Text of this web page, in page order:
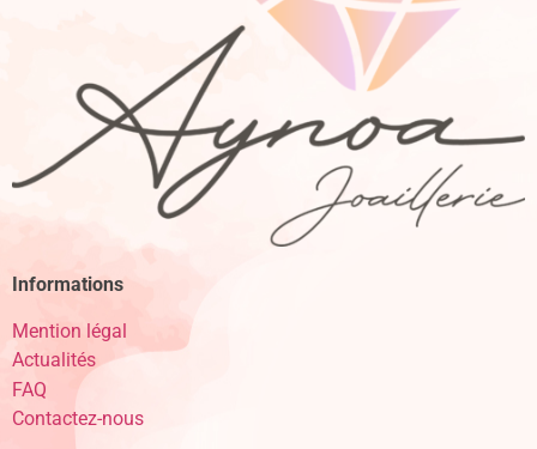
Informations
Mention légal
Actualités
FAQ
Contactez-nous